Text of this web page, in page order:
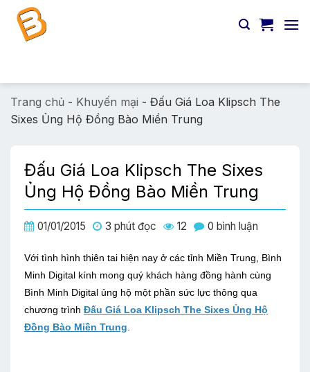
Chuyển
đến
Trang chủ - Khuyến mại - Đấu Giá Loa Klipsch The
Sixes Ủng Hộ Đồng Bào Miền Trung
Đấu Giá Loa Klipsch The Sixes
Ủng Hộ Đồng Bào Miền Trung
01/01/2015 3 phút đọc 12 0 bình luận
Với tình hình thiên tai hiện nay ở các tỉnh Miền Trung, Bình
Minh Digital kính mong quý khách hàng đồng hành cùng
Bình Minh Digital ủng hộ một phần sức lực thông qua
chương trình Đấu Giá Loa Klipsch The Sixes Ủng Hộ
Đồng Bào Miền Trung